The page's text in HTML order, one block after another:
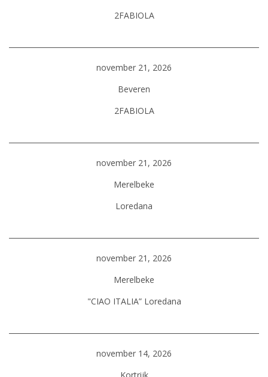
2FABIOLA
november 21, 2026
Beveren
2FABIOLA
november 21, 2026
Merelbeke
Loredana
november 21, 2026
Merelbeke
"CIAO ITALIA” Loredana
november 14, 2026